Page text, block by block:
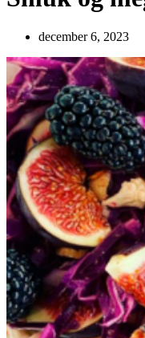
december 6, 2023